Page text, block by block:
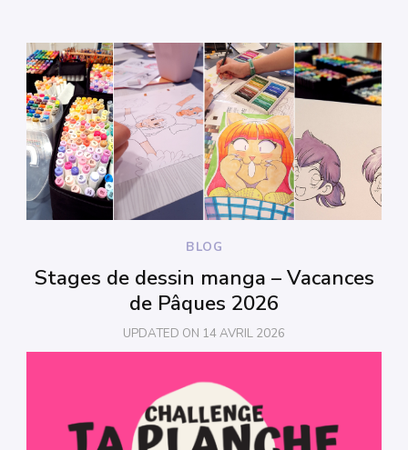
BLOG
Stages de dessin manga – Vacances
de Pâques 2026
UPDATED ON 14 AVRIL 2026